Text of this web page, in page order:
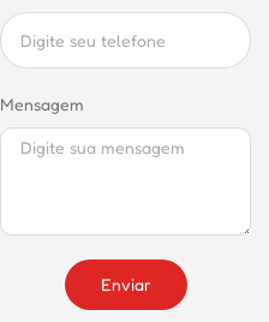
Mensagem
Enviar